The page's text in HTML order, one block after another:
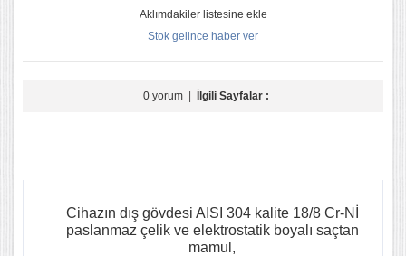
Aklımdakiler listesine ekle
Stok gelince haber ver
0 yorum| İlgili Sayfalar :
Cihazın dış gövdesi AISI 304 kalite 18/8 Cr-Nİ
paslanmaz çelik ve elektrostatik boyalı saçtan
mamul,